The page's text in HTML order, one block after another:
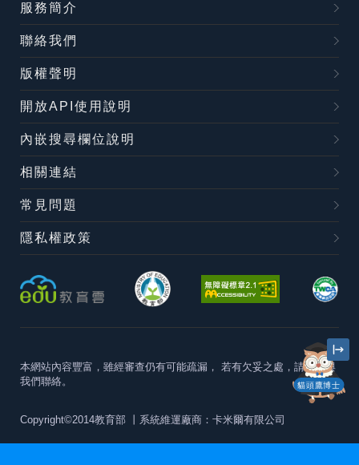
貓頭鷹博士
服務簡介
聯絡我們
版權聲明
開放API使用說明
內嵌搜尋欄位說明
相關連結
常見問題
隱私權政策
本網站內容豐富，雖經審查仍有可能疏漏， 若有欠妥之處，請隨時與
我們聯絡。
Copyright©2014教育部 丨系統維運廠商：卡米爾有限公司